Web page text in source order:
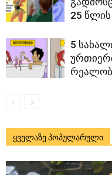
25
5
ყველაზე პოპულარული